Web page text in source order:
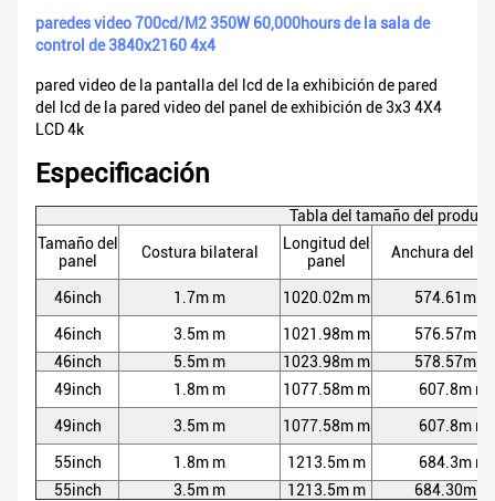
paredes video 700cd/M2 350W 60,000hours de la sala de
control de 3840x2160 4x4
pared video de la pantalla del lcd de la exhibición de pared
del lcd de la pared video del panel de exhibición de 3x3 4X4
LCD 4k
Especificación
Tabla del tamaño del
Tamaño del
panel
Costura bilateral
Longitud del
panel
Anchura del
46inch 1.7m m 1020.02m m 574.61m m
46inch 3.5m m 1021.98m m
576.57m m
46inch
5.5m m 1023.98m m
578.57m m
49inch
1.8m m 1077.58m m 607.8m m
49inch 3.5m m 1077.58m m 607.8m m
55inch 1.8m m 1213.5m m
684.3m m
55inch
3.5m m 1213.5m m 684.30m m